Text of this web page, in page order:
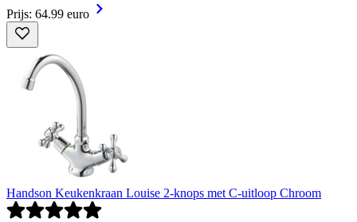
Prijs: 64.99 euro
Handson Keukenkraan Louise 2-knops met C-uitloop Chroom